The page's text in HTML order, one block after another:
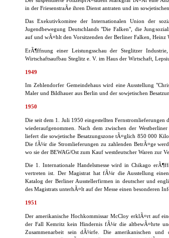
in der FriesenstraÃe ihren Dienst antraten und im
Das Exekutivkomitee der Internationalen Union der
Jugendbewegung Deutschlands "Die Falken", die
auf und wÃ¤hlt den Vorsitzenden der Berliner Falken,
ErÃ¶ffnung einer Leistungsschau der Steglitzer
Wirtschaftsaufbau Steglitz e. V. im Haus der Wirtschaft,
1949
Im Zehlendorfer Gemeindehaus wird eine Ausstellung
Maler und Bildhauer aus Berlin und der sowjetischen
1950
Die seit dem 1. Juli 1950 eingestellten Fernstromlieferungen
wiederaufgenommen. Nach dem zwischen der
liefert die sowjetische Besatzungszone tÃ¤glich 850 000
Die fÃ¼r die Stromlieferungen zu zahlenden BetrÃ¤ge
wo sie der BEWAG/Ost zum Kauf westdeutscher Waren zur
Die 1. Internationale Handelsmesse wird in Chikago
vertreten ist. Der Magistrat hat fÃ¼r die Ausstellung
Katalog der Berliner Ausstellerfirmen in deutscher und
des Magistrats unterhÃ¤lt auf der Messe einen besonderen
1951
Der amerikanische Hochkommissar McCloy erklÃ¤rt auf
der Fall Kemritz kein Hindernis fÃ¼r die altbewÃ¤hrte
Zusammenarbeit sein dÃ¼rfe. Die amerikanischen